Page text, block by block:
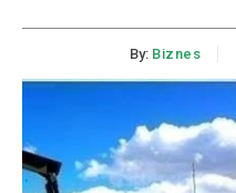
By: Biznes